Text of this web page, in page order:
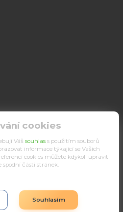
cookies
Váš souhlass použitím souborů
informace týkající se Vašich
cookies můžete kdykoli upravit
spodní části stránek.
Souhlasím